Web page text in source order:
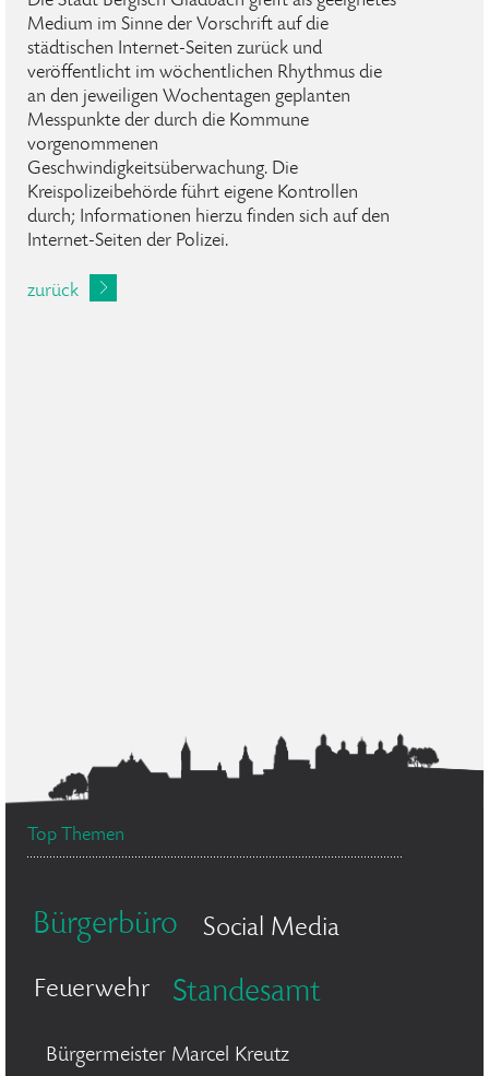
Medium im Sinne der Vorschrift auf die
städtischen Internet-Seiten zurück und
veröffentlicht im wöchentlichen Rhythmus die
an den jeweiligen Wochentagen geplanten
Messpunkte der durch die Kommune
vorgenommenen
Geschwindigkeitsüberwachung. Die
Kreispolizeibehörde führt eigene Kontrollen
durch; Informationen hierzu finden sich auf den
Internet-Seiten der Polizei.
zurück
Top Themen
Bürgerbüro Social Media
Feuerwehr Standesamt
Bürgermeister Marcel Kreutz